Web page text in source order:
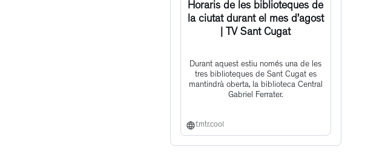
Horaris de les biblioteques de
la ciutat durant el mes d’agost
| TV Sant Cugat
Durant aquest estiu només una de les
tres biblioteques de Sant Cugat es
mantindrà oberta, la biblioteca Central
Gabriel Ferrater.
f.mtr.cool